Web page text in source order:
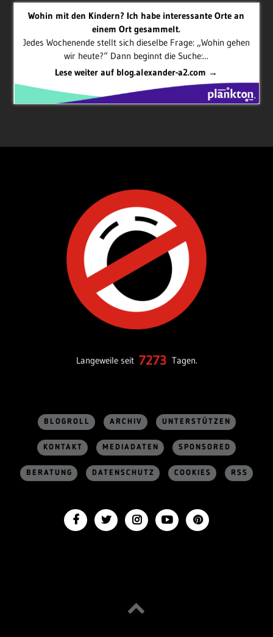
Wohin mit den Kindern? Ich habe interessante Orte an
einem Ort gesammelt.
Jedes Wochenende stellt sich dieselbe Frage: „Wohin gehen
wir heute?“ Dann beginnt die Suche:...
Lese weiter auf blog.alexander-a2.com →
Langeweile seit 7273 Tagen.
BLOGROLL ARCHIV UNTERSTÜTZEN
KONTAKT MEDIADATEN SPONSORED
BERATUNG DATENSCHUTZ COOKIES RSS